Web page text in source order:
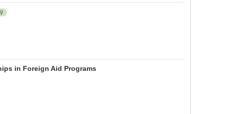
in Foreign Aid Programs